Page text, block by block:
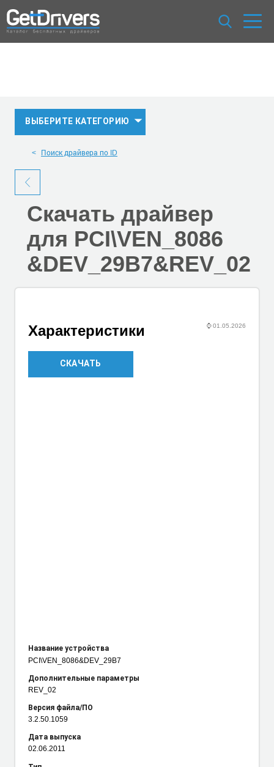
ВЫБЕРИТЕ КАТЕГОРИЮ
Поиск драйвера по ID
Скачать драйвер
для PCI\VEN_8086
&DEV_29B7&REV_02
⌚01.05.2026
Характеристики
Название устройства
PCI\VEN_8086&DEV_29B7
Дополнительные параметры
REV_02
Версия файла/ПО
3.2.50.1059
Дата выпуска
02.06.2011
СКАЧАТЬ